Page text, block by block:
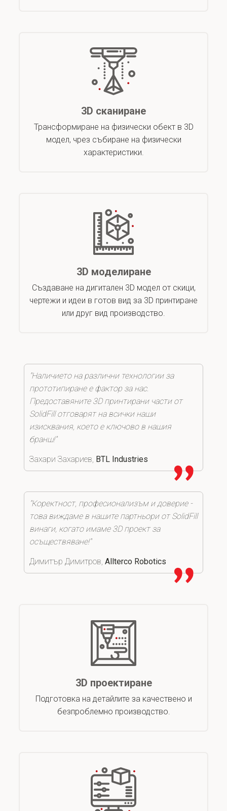
3D сканиране
Трансформиране на физически обект в 3D
модел, чрез събиране на физически
характеристики.
3D моделиране
Създаване на дигитален 3D модел от скици,
чертежи и идеи в готов вид за 3D принтиране
или друг вид производство.
"Наличието на различни технологии за
прототипиране е фактор за нас.
Предоставяните 3D принтирани части от
SolidFill отговарят на всички наши
изисквания, което е ключово в нашия
бранш!"
Захари Захариев, BTL Industries
"Коректност, професионализъм и доверие -
това виждаме в нашите партньори от SolidFill
винаги, когато имаме 3D проект за
осъществяване!"
Димитър Димитров, Allterco Robotics
3D проектиране
Подготовка на детайлите за качествено и
безпроблемно производство.